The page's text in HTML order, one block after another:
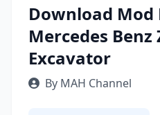
Download Mod
Mercedes Benz
Excavator
By MAH Channel